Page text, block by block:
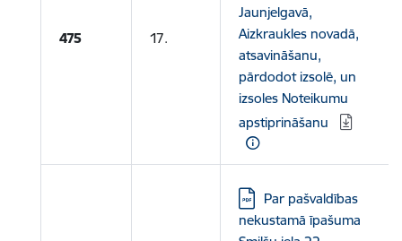
475 17.
Jaunjelgavā,
Aizkraukles novadā,
atsavināšanu,
pārdodot izsolē, un
izsoles Noteikumu
apstiprināšanu
Lejupielādēt:
Par pašvaldības
nekustamā īpašuma